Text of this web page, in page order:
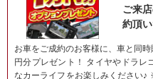
ご来
約頂
お車をご成約のお客様に、車と同
円分プレゼント！ タイヤやドラレ
なカーライフをお楽しみください